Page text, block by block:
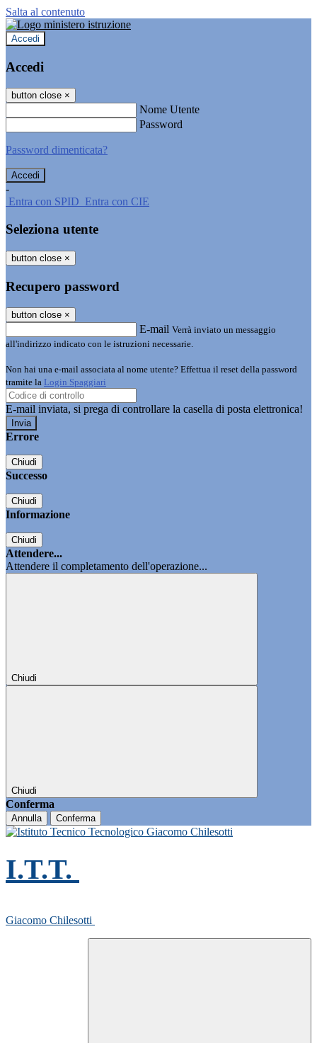
Salta al contenuto
Accedi
Accedi
button close ×
Nome Utente
Password
Password dimenticata?
-
Entra con SPID Entra con CIE
Seleziona utente
button close ×
Recupero password
button close ×
E-mail Verrà inviato un messaggio
all'indirizzo indicato con le istruzioni necessarie.
Non hai una e-mail associata al nome utente? Effettua il reset della password
tramite la Login Spaggiari
E-mail inviata, si prega di controllare la casella di posta elettronica!
Errore
Chiudi
Successo
Chiudi
Informazione
Chiudi
Attendere...
Attendere il completamento dell'operazione...
Chiudi
Chiudi
Conferma
Annulla Conferma
I.T.T.
Giacomo Chilesotti